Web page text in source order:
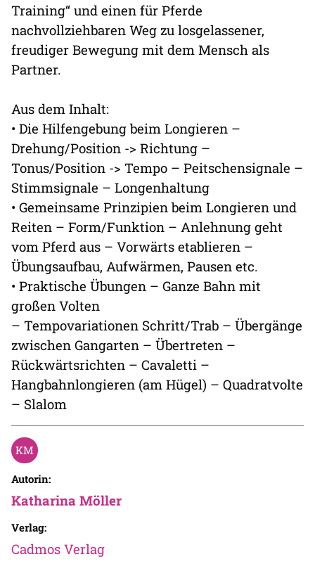
Training“ und einen für Pferde
nachvollziehbaren Weg zu losgelassener,
freudiger Bewegung mit dem Mensch als
Partner.
Aus dem Inhalt:
• Die Hilfengebung beim Longieren –
Drehung/Position -> Richtung –
Tonus/Position -> Tempo – Peitschensignale –
Stimmsignale – Longenhaltung
• Gemeinsame Prinzipien beim Longieren und
Reiten – Form/Funktion – Anlehnung geht
vom Pferd aus – Vorwärts etablieren –
Übungsaufbau, Aufwärmen, Pausen etc.
• Praktische Übungen – Ganze Bahn mit
großen Volten
– Tempovariationen Schritt/Trab – Übergänge
zwischen Gangarten – Übertreten –
Rückwärtsrichten – Cavaletti –
Hangbahnlongieren (am Hügel) – Quadratvolte
– Slalom
Autorin:
Katharina Möller
Verlag:
Cadmos Verlag